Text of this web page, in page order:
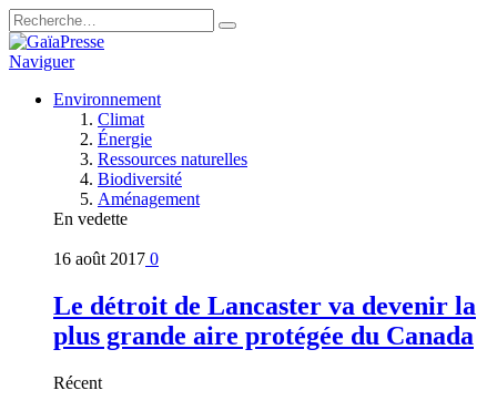
Naviguer
Environnement
Climat
Énergie
Ressources naturelles
Biodiversité
Aménagement
En vedette
16 août 2017 0
Le détroit de Lancaster va devenir la
plus grande aire protégée du Canada
Récent